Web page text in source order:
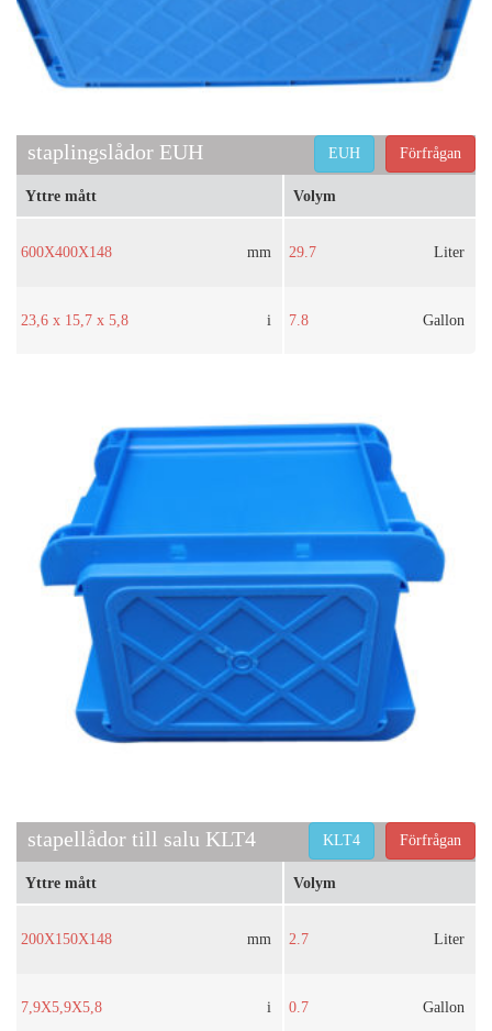
staplingslådor EUH Förfrågan
EUH
Yttre mått
600X400X148 mm
23,6 x 15,7 x 5,8 i
Volym
29.7 Liter
7.8 Gallon
stapellådor till salu KLT4 Förfrågan
KLT4
Yttre mått
200X150X148 mm
7,9X5,9X5,8 i
Volym
2.7 Liter
0.7 Gallon